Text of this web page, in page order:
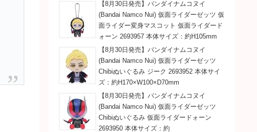
【8月30日発売】バンダイナムコヌイ
(Bandai Namco Nui) 仮面ライダーゼッツ 仮
面ライダー変身マスコット 仮面ライダード
ォーン 2693957 本体サイズ：約H105mm
【8月30日発売】バンダイナムコヌイ
(Bandai Namco Nui) 仮面ライダーゼッツ
Chibiぬいぐるみ ジーク 2693952 本体サイ
ズ：約H170×W100×D70mm
【8月30日発売】バンダイナムコヌイ
(Bandai Namco Nui) 仮面ライダーゼッツ
Chibiぬいぐるみ 仮面ライダードォーン
2693950 本体サイズ：約